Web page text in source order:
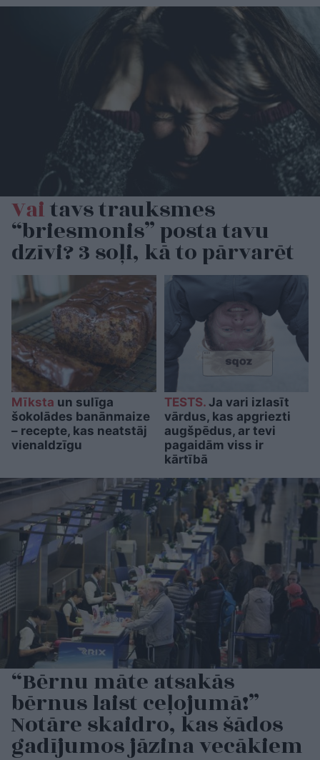
Vaitavs trauksmes
“briesmonis” posta tavu
dzīvi? 3 soļi, kā to pārvarēt
Mīksta un sulīga
šokolādes banānmaize
– recepte, kas neatstāj
vienaldzīgu
TESTS.Ja vari izlasīt
vārdus, kas apgriezti
augšpēdus, ar tevi
pagaidām viss ir
kārtībā
“Bērnu māte atsakās
bērnus laist ceļojumā!”
Notāre skaidro, kas šādos
gadījumos jāzina vecākiem